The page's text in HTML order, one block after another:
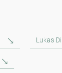
Lukas